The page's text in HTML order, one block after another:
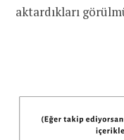
aktardıkları